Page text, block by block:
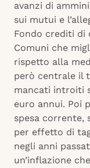
avanzi di
sui mutui e
Fondo crediti di
Comuni che
rispetto alla
però centrale il
mancati introiti
euro annui. Poi
spesa corrente,
per effetto di
negli anni
un’inflazione